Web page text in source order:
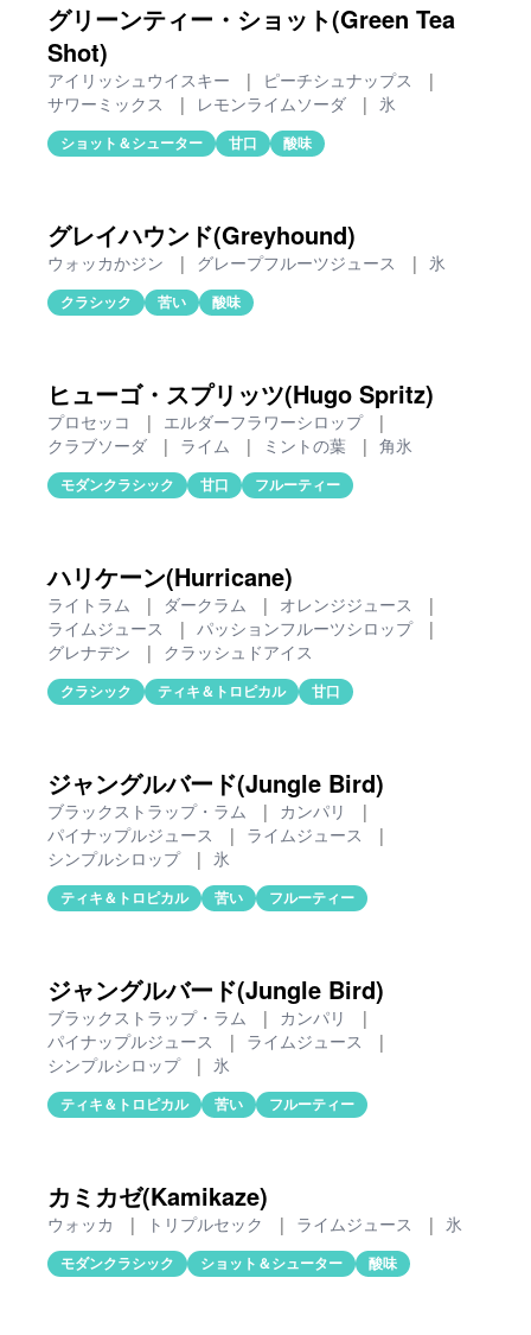
グリーンティー・ショット(Green Tea
Shot)
アイリッシュウイスキー | ピーチシュナップス
|
サワーミックス
| レモンライムソーダ | 氷
ショット＆シューター 甘口 酸味
グレイハウンド(Greyhound)
ウォッカかジン | グレープフルーツジュース | 氷
クラシック 苦い 酸味
ヒューゴ・スプリッツ(Hugo Spritz)
プロセッコ | エルダーフラワーシロップ
|
クラブソーダ
| ライム | ミントの葉 | 角氷
モダンクラシック 甘口 フルーティー
ハリケーン(Hurricane)
ライトラム | ダークラム | オレンジジュース
|
ライムジュース
| パッションフルーツシロップ
|
グレナデン
| クラッシュドアイス
クラシック ティキ＆トロピカル 甘口
ジャングルバード(Jungle Bird)
ブラックストラップ・ラム | カンパリ
|
パイナップルジュース
| ライムジュース
|
シンプルシロップ
| 氷
ティキ＆トロピカル 苦い フルーティー
ジャングルバード(Jungle Bird)
ブラックストラップ・ラム | カンパリ
|
パイナップルジュース
| ライムジュース
|
シンプルシロップ
| 氷
ティキ＆トロピカル 苦い フルーティー
カミカゼ(Kamikaze)
ウォッカ | トリプルセック | ライムジュース | 氷
モダンクラシック ショット＆シューター 酸味